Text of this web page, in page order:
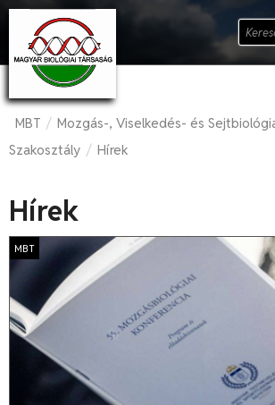
MBT / Mozgás-, Viselkedés- és
Szakosztály / Hírek
Hírek
MBT